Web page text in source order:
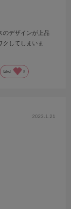
のデザインが上品
クしてしまいま
Like! 0
2023.1.21